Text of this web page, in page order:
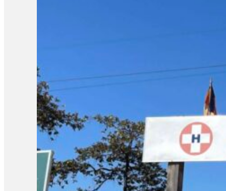
ស្នាក់នៅមណ្ឌលសុវត្ថិភាព ត្រូវបានរាជរដ្ឋាភិបាលផ្តល់ការយកចិត្ត
សម្រាប់កុមារ ថ្នាក់រៀនបណ្តោះអាសន្ន និងកម្មវិធីអប់រំផ្លូវចិត្តសម្រា
សម្រាប់ជនភៀសសឹក៖ សម្របសម្រួលការវិលត្រឡប់ទៅលំនៅឋានវិញ ស្ថាន
រចនាសម្ព័ន្ធ។ លោកនិយាយថា៖ «ទី៣-ចំពោះហេដ្ឋារចនាសម្ព័ន្ធនៅក្
ការងារចំពោះកិច្ច បាននិងកំពុងវាយតម្លៃផលខូចខាតទាំងនេះ ហើយរា
ក្រសួងមហាផ្ទៃ ថ្ងៃទី 4 ខែកុម្ភៈ ឆ្នាំ២០២៦ ផ្សាយថា មានពលរដ្ឋ